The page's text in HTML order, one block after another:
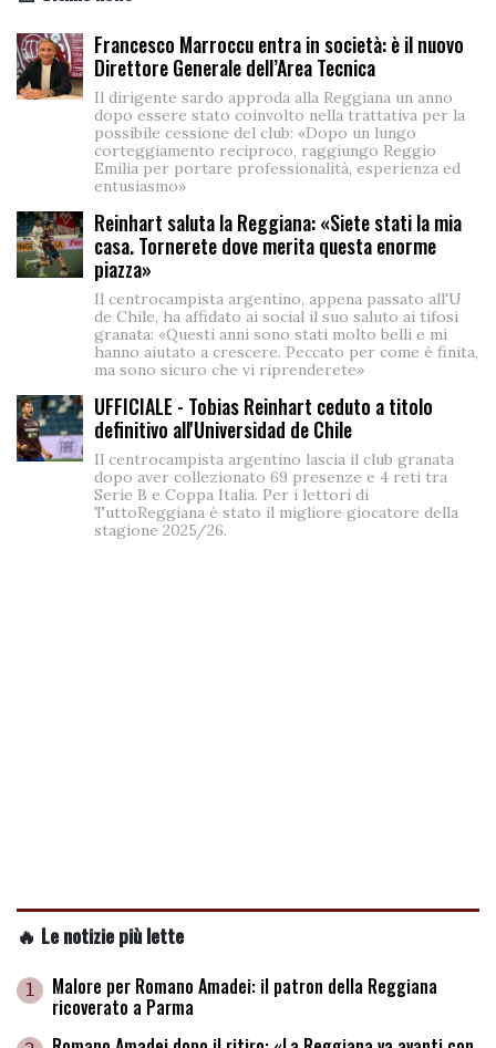
Francesco Marroccu entra in società: è il nuovo
Direttore Generale dell’Area Tecnica
Il dirigente sardo approda alla Reggiana un anno
dopo essere stato coinvolto nella trattativa per la
possibile cessione del club: «Dopo un lungo
corteggiamento reciproco, raggiungo Reggio
Emilia per portare professionalità, esperienza ed
entusiasmo»
Reinhart saluta la Reggiana: «Siete stati la mia
casa. Tornerete dove merita questa enorme
piazza»
Il centrocampista argentino, appena passato all'U
de Chile, ha affidato ai social il suo saluto ai tifosi
granata: «Questi anni sono stati molto belli e mi
hanno aiutato a crescere. Peccato per come è finita,
ma sono sicuro che vi riprenderete»
UFFICIALE - Tobias Reinhart ceduto a titolo
definitivo all'Universidad de Chile
Il centrocampista argentino lascia il club granata
dopo aver collezionato 69 presenze e 4 reti tra
Serie B e Coppa Italia. Per i lettori di
TuttoReggiana è stato il migliore giocatore della
stagione 2025/26.
🔥 Le notizie più lette
1 Malore per Romano Amadei: il patron della Reggiana
ricoverato a Parma